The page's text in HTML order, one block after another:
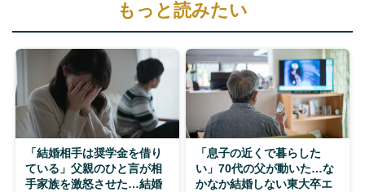
もっと読みたい
「結婚相手は奨学金を借り
ている」父親のひと言が相
手家族を激怒させた…結婚
「息子の近くで暮らした
い」70代の父が動いた…な
かなか結婚しない東大卒エ